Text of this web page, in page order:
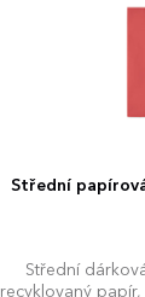
Střední
Střední
recyklovaný papír,